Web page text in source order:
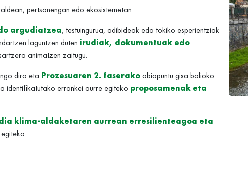
pertsonengan edo ekosistemetan
argudiatzea, testuingurua, adibideak edo tokiko esperientziak
laguntzen duten irudiak, dokumentuak edo
animatzen zaitugu.
dira eta Prozesuaren 2. faserakoabiapuntu gisa balioko
identifikatutako erronkei aurre egiteko proposamenak eta
klima-aldaketaren aurrean erresilienteagoa eta